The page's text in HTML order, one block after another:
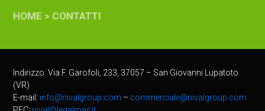
HOME > CONTATTI
Indirizzo: Via F. Garofoli, 233, 37057 – San Giovanni Lupatoto
(VR)
E-mail: info@nivalgroup.com – commerciale@nivalgroup.com